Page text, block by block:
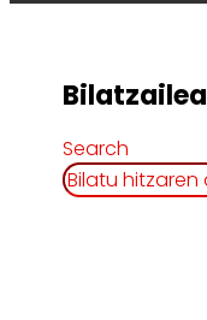
Bilatzailea
Search